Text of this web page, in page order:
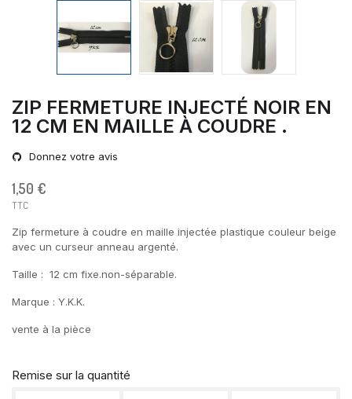
ZIP FERMETURE INJECTÉ NOIR EN
12 CM EN MAILLE À COUDRE .
Donnez votre avis
1,50 €
TTC
Zip fermeture à coudre en maille injectée plastique couleur beige
avec un curseur anneau argenté.
Taille : 12 cm fixe.non-séparable.
Marque : Y.K.K.
vente à la pièce
Remise sur la quantité